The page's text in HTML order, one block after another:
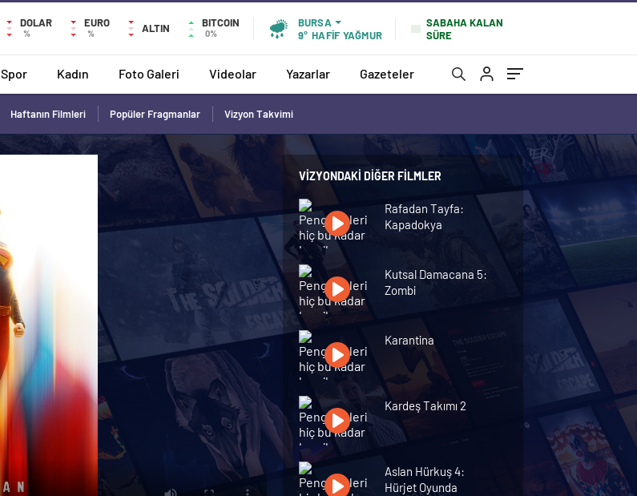
DOLAR
%
EURO
% ALTIN BITCOIN
0%
BURSA
9° HAFİF YAĞMUR
SABAHA KALAN
SÜRE
Spor Kadın Foto Galeri Videolar Yazarlar Gazeteler
Haftanın Filmleri Popüler Fragmanlar Vizyon Takvimi
VIZYONDAKI DIĞER FILMLER
Rafadan Tayfa:
Kapadokya
Kutsal Damacana 5:
Zombi
Karantina
Kardeş Takımı 2
Aslan Hürkuş 4:
Hürjet Oyunda